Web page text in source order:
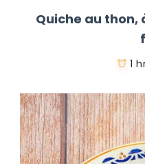
Quiche au thon,
1